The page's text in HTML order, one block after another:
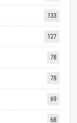
133
127
78
78
69
68